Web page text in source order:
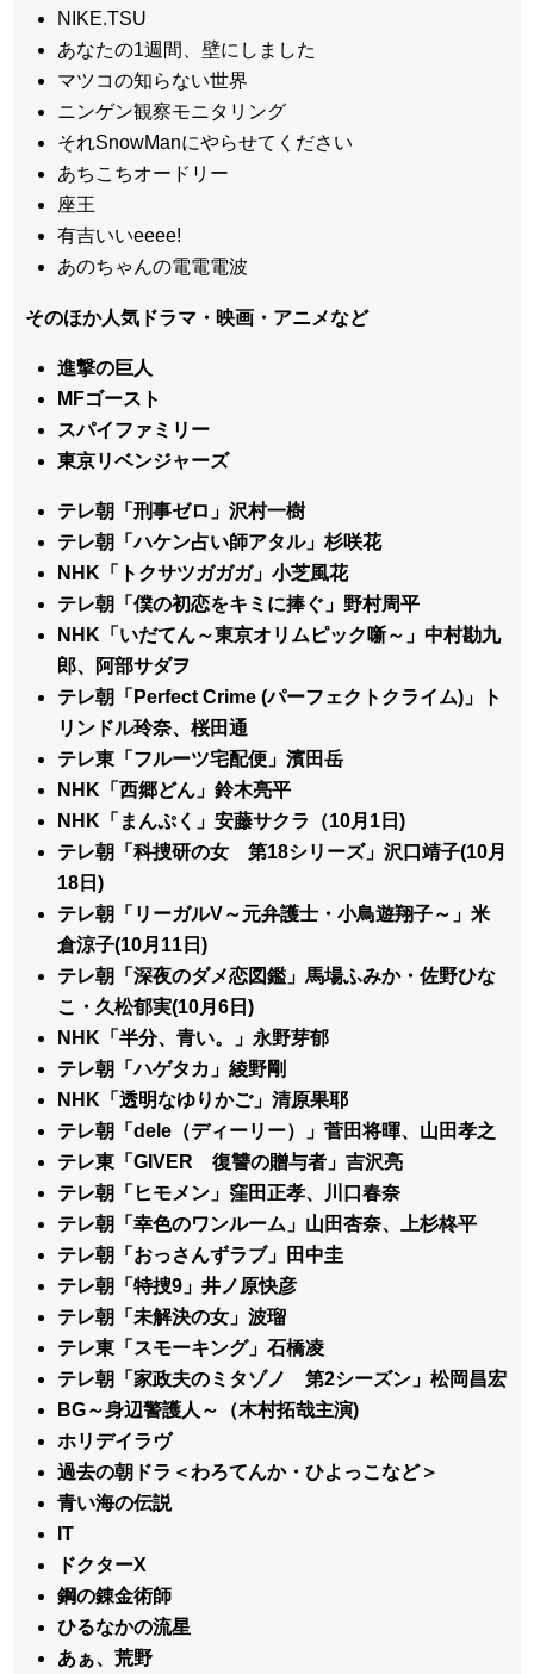
NIKE.TSU
あなたの1週間、壁にしました
マツコの知らない世界
ニンゲン観察モニタリング
それSnowManにやらせてください
あちこちオードリー
座王
有吉いいeeee!
あのちゃんの電電電波
そのほか人気ドラマ・映画・アニメなど
進撃の巨人
MFゴースト
スパイファミリー
東京リベンジャーズ
テレ朝「刑事ゼロ」沢村一樹
テレ朝「ハケン占い師アタル」杉咲花
NHK「トクサツガガガ」小芝風花
テレ朝「僕の初恋をキミに捧ぐ」野村周平
NHK「いだてん～東京オリムピック噺～」中村勘九
郎、阿部サダヲ
テレ朝「Perfect Crime (パーフェクトクライム)」ト
リンドル玲奈、桜田通
テレ東「フルーツ宅配便」濱田岳
NHK「西郷どん」鈴木亮平
NHK「まんぷく」安藤サクラ（10月1日)
テレ朝「科捜研の女 第18シリーズ」沢口靖子(10月
18日)
テレ朝「リーガルV～元弁護士・小鳥遊翔子～」米
倉涼子(10月11日)
テレ朝「深夜のダメ恋図鑑」馬場ふみか・佐野ひな
こ・久松郁実(10月6日)
NHK「半分、青い。」永野芽郁
テレ朝「ハゲタカ」綾野剛
NHK「透明なゆりかご」清原果耶
テレ朝「dele（ディーリー）」菅田将暉、山田孝之
テレ東「GIVER 復讐の贈与者」吉沢亮
テレ朝「ヒモメン」窪田正孝、川口春奈
テレ朝「幸色のワンルーム」山田杏奈、上杉柊平
テレ朝「おっさんずラブ」田中圭
テレ朝「特捜9」井ノ原快彦
テレ朝「未解決の女」波瑠
テレ東「スモーキング」石橋凌
テレ朝「家政夫のミタゾノ 第2シーズン」松岡昌宏
BG～身辺警護人～（木村拓哉主演)
ホリデイラヴ
過去の朝ドラ＜わろてんか・ひよっこなど＞
青い海の伝説
IT
ドクターX
鋼の錬金術師
ひるなかの流星
あぁ、荒野